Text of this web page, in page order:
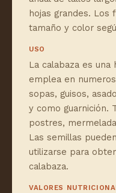
hojas grandes. Los
tamaño y color
USO
La calabaza es
emplea en
sopas, guisos,
y como guarnición.
postres,
Las semillas
utilizarse para
calabaza.
VALORES